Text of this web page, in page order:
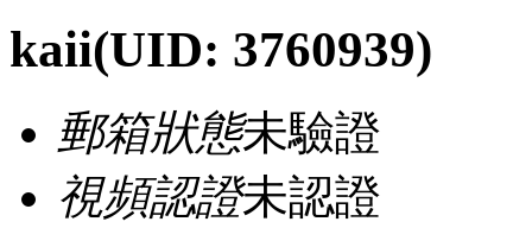
kaii(UID: 3760939)
郵箱狀態未驗證
視頻認證未認證